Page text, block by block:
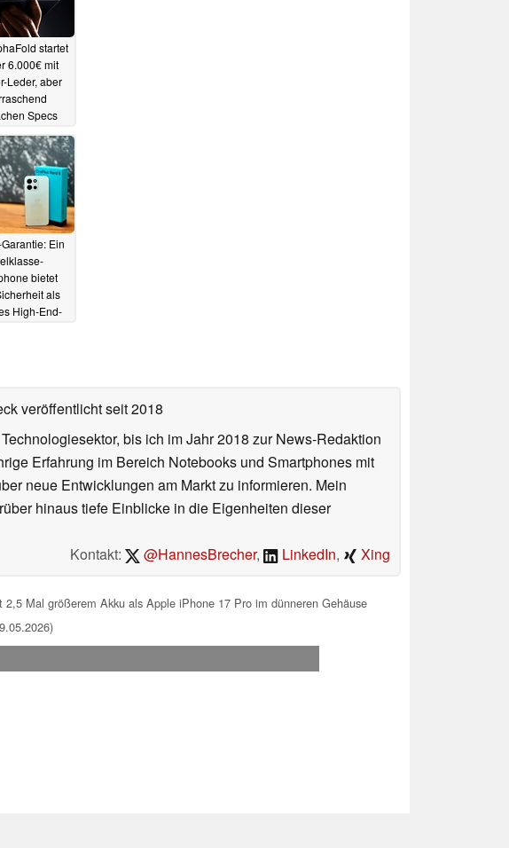
startet
6.000€ mit
Leder, aber
Specs
Ein
bietet
als
High-End-
veröffentlichtseit 2018
bis ich im Jahr 2018 zur News-Redaktion
Erfahrung im Bereich Notebooks und Smartphones mit
neue Entwicklungen am Markt zu informieren. Mein
hinaus tiefe Einblicke in die Eigenheiten dieser
Kontakt:
@HannesBrecher, LinkedIn, Xing
Mal größerem Akku als Apple iPhone 17 Pro im dünneren Gehäuse